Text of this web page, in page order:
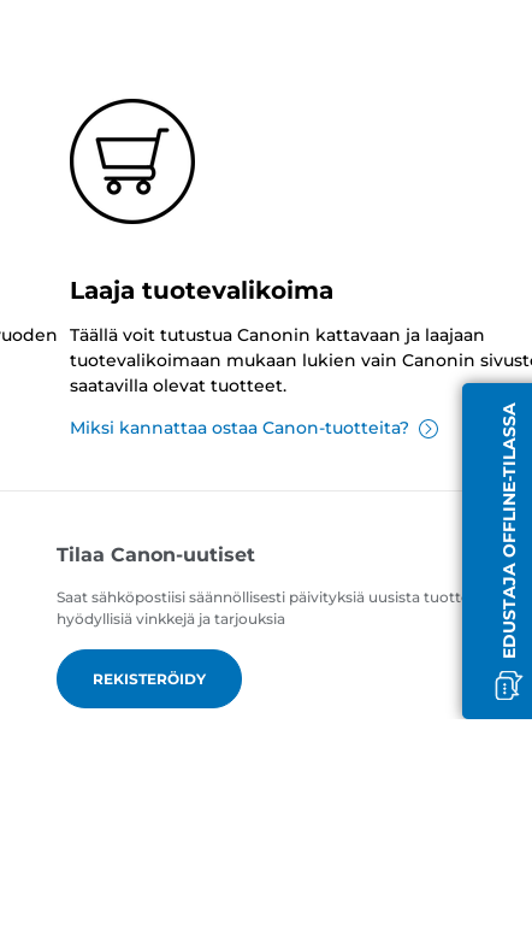
EDUSTAJA OFFLINE-TILASSA
Laaja tuotevalikoima
Täällä voit tutustua Canonin kattavaan ja laajaan
tuotevalikoimaan mukaan lukien vain Canonin
saatavilla olevat tuotteet.
Miksi kannattaa ostaa Canon-tuotteita?
Tilaa Canon-uutiset
Saat sähköpostiisi säännöllisesti päivityksiä uusista tuotteista,
hyödyllisiä vinkkejä ja tarjouksia
REKISTERÖIDY